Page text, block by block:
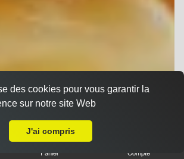
Panier Compte
des cookies pour vous garantir la
sur notre site Web
J'ai compris